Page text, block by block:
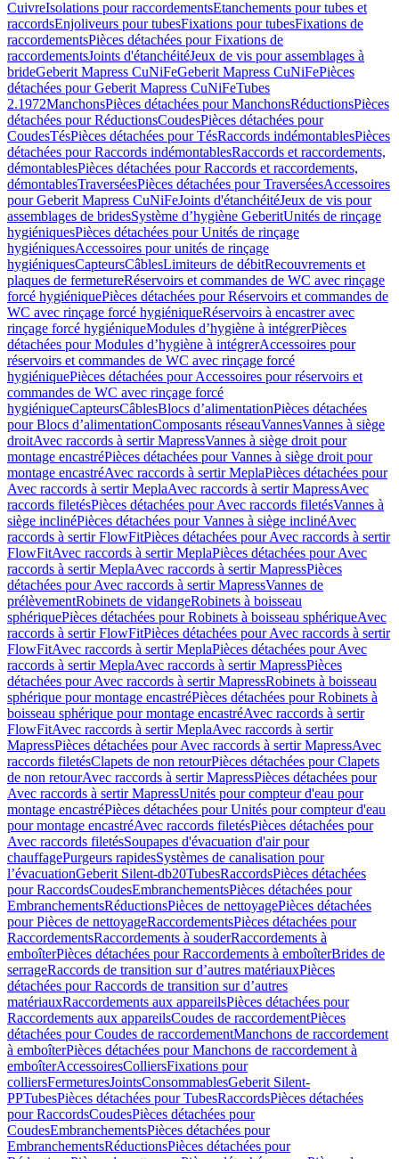
CuivreIsolations pour raccordementsEtanchements pour tubes et
raccordsEnjoliveurs pour tubesFixations pour tubesFixations de
raccordementsPièces détachées pour Fixations de
raccordementsJoints d'étanchéitéJeux de vis pour assemblages à
brideGeberit Mapress CuNiFeGeberit Mapress CuNiFePièces
détachées pour Geberit Mapress CuNiFeTubes
2.1972ManchonsPièces détachées pour ManchonsRéductionsPièces
détachées pour RéductionsCoudesPièces détachées pour
CoudesTésPièces détachées pour TésRaccords indémontablesPièces
détachées pour Raccords indémontablesRaccords et raccordements,
démontablesPièces détachées pour Raccords et raccordements,
démontablesTraverséesPièces détachées pour TraverséesAccessoires
pour Geberit Mapress CuNiFeJoints d'étanchéitéJeux de vis pour
assemblages de bridesSystème d’hygiène GeberitUnités de rinçage
hygiéniquesPièces détachées pour Unités de rinçage
hygiéniquesAccessoires pour unités de rinçage
hygiéniquesCapteursCâblesLimiteurs de débitRecouvrements et
plaques de fermetureRéservoirs et commandes de WC avec rinçage
forcé hygiéniquePièces détachées pour Réservoirs et commandes de
WC avec rinçage forcé hygiéniqueRéservoirs à encastrer avec
rinçage forcé hygiéniqueModules d’hygiène à intégrerPièces
détachées pour Modules d’hygiène à intégrerAccessoires pour
réservoirs et commandes de WC avec rinçage forcé
hygiéniquePièces détachées pour Accessoires pour réservoirs et
commandes de WC avec rinçage forcé
hygiéniqueCapteursCâblesBlocs d’alimentationPièces détachées
pour Blocs d’alimentationComposants réseauVannesVannes à siège
droitAvec raccords à sertir MapressVannes à siège droit pour
montage encastréPièces détachées pour Vannes à siège droit pour
montage encastréAvec raccords à sertir MeplaPièces détachées pour
Avec raccords à sertir MeplaAvec raccords à sertir MapressAvec
raccords filetésPièces détachées pour Avec raccords filetésVannes à
siège inclinéPièces détachées pour Vannes à siège inclinéAvec
raccords à sertir FlowFitPièces détachées pour Avec raccords à sertir
FlowFitAvec raccords à sertir MeplaPièces détachées pour Avec
raccords à sertir MeplaAvec raccords à sertir MapressPièces
détachées pour Avec raccords à sertir MapressVannes de
prélèvementRobinets de vidangeRobinets à boisseau
sphériquePièces détachées pour Robinets à boisseau sphériqueAvec
raccords à sertir FlowFitPièces détachées pour Avec raccords à sertir
FlowFitAvec raccords à sertir MeplaPièces détachées pour Avec
raccords à sertir MeplaAvec raccords à sertir MapressPièces
détachées pour Avec raccords à sertir MapressRobinets à boisseau
sphérique pour montage encastréPièces détachées pour Robinets à
boisseau sphérique pour montage encastréAvec raccords à sertir
FlowFitAvec raccords à sertir MeplaAvec raccords à sertir
MapressPièces détachées pour Avec raccords à sertir MapressAvec
raccords filetésClapets de non retourPièces détachées pour Clapets
de non retourAvec raccords à sertir MapressPièces détachées pour
Avec raccords à sertir MapressUnités pour compteur d'eau pour
montage encastréPièces détachées pour Unités pour compteur d'eau
pour montage encastréAvec raccords filetésPièces détachées pour
Avec raccords filetésSoupapes d'évacuation d'air pour
chauffagePurgeurs rapidesSystèmes de canalisation pour
l’évacuationGeberit Silent-db20TubesRaccordsPièces détachées
pour RaccordsCoudesEmbranchementsPièces détachées pour
EmbranchementsRéductionsPièces de nettoyagePièces détachées
pour Pièces de nettoyageRaccordementsPièces détachées pour
RaccordementsRaccordements à souderRaccordements à
emboîterPièces détachées pour Raccordements à emboîterBrides de
serrageRaccords de transition sur d’autres matériauxPièces
détachées pour Raccords de transition sur d’autres
matériauxRaccordements aux appareilsPièces détachées pour
Raccordements aux appareilsCoudes de raccordementPièces
détachées pour Coudes de raccordementManchons de raccordement
à emboîterPièces détachées pour Manchons de raccordement à
emboîterAccessoiresColliersFixations pour
colliersFermeturesJointsConsommablesGeberit Silent-
PPTubesPièces détachées pour TubesRaccordsPièces détachées
pour RaccordsCoudesPièces détachées pour
CoudesEmbranchementsPièces détachées pour
EmbranchementsRéductionsPièces détachées pour